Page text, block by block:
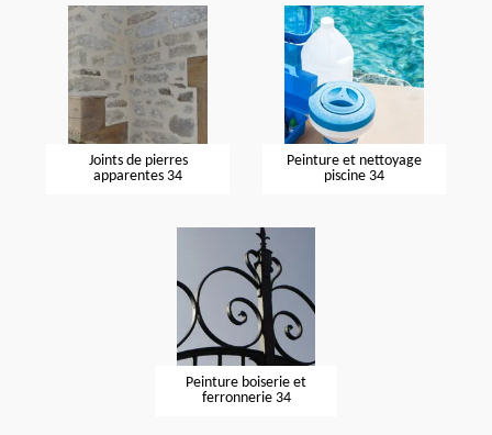
Joints de pierres
apparentes 34
Peinture et nettoyage
piscine 34
Peinture boiserie et
ferronnerie 34